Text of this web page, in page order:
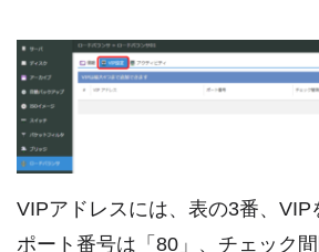
VIPアドレスには、表の3番、VIP
ポート番号は「80」、チェック